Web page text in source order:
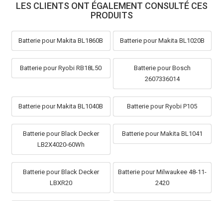
LES CLIENTS ONT ÉGALEMENT CONSULTÉ CES
PRODUITS
Batterie pour Makita BL1860B Batterie pour Makita BL1020B
Batterie pour Ryobi RB18L50
Batterie pour Bosch
2607336014
Batterie pour Makita BL1040B Batterie pour Ryobi P105
Batterie pour Black Decker
LB2X4020-60Wh
Batterie pour Makita BL1041
Batterie pour Black Decker
LBXR20
Batterie pour Milwaukee 48-11-
2420